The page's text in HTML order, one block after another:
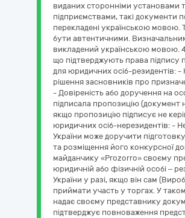
виданих сторонніми установами
підприємствами, такі документи
перекладені українською мовою.
бути автентичними.
викладений українською мовою.
що підтверджують права підпису
для юридичних осіб-резидентів: -
рішення засновників про
- Довіреність або доручення на
підписала пропозицію (документ
якщо пропозицію підписує не
юридичних осіб-нерезидентів: -
України може доручити
та розміщення його конкурсної
майданчику «Prozorro» своєму
юридичній або фізичній особі –
України у разі, якщо він сам
приймати участь у торгах. У
надає своєму представнику
підтверджує повноваження